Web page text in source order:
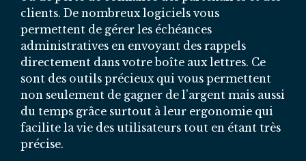
clients. De nombreux logiciels vous
permettent de gérer les échéances
administratives en envoyant des rappels
directement dans votre boîte aux lettres. Ce
sont des outils précieux qui vous permettent
non seulement de gagner de l’argent mais aussi
du temps grâce surtout à leur ergonomie qui
facilite la vie des utilisateurs tout en étant très
précise.